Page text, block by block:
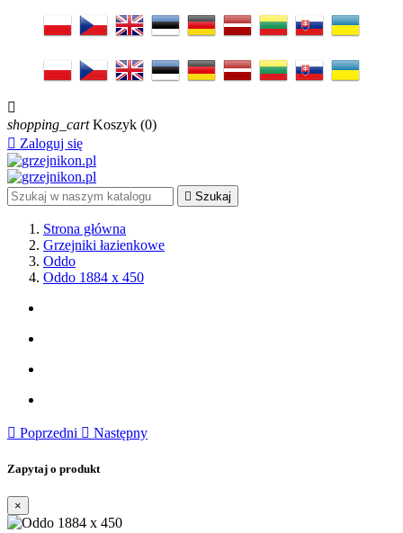

shopping_cart Koszyk (0)
 Zaloguj się
 Szukaj
Strona główna
Grzejniki łazienkowe
Oddo
Oddo 1884 x 450
 Poprzedni  Następny
Zapytaj o produkt
×